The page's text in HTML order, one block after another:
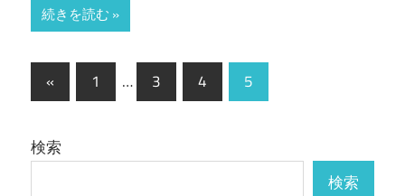
続きを読む
投
稿
の
«
の
事
1 … 3 4 5
検索
検索